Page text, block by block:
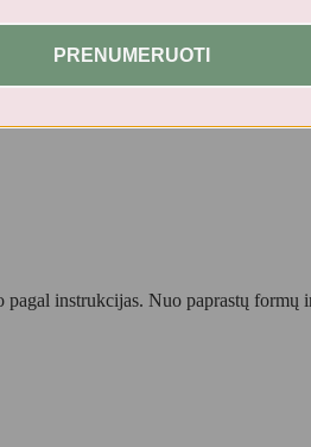
bunnytail.lt/produktas/plus-plus-
instrukcijas. Nuo paprastų
PRENUMERUOTI